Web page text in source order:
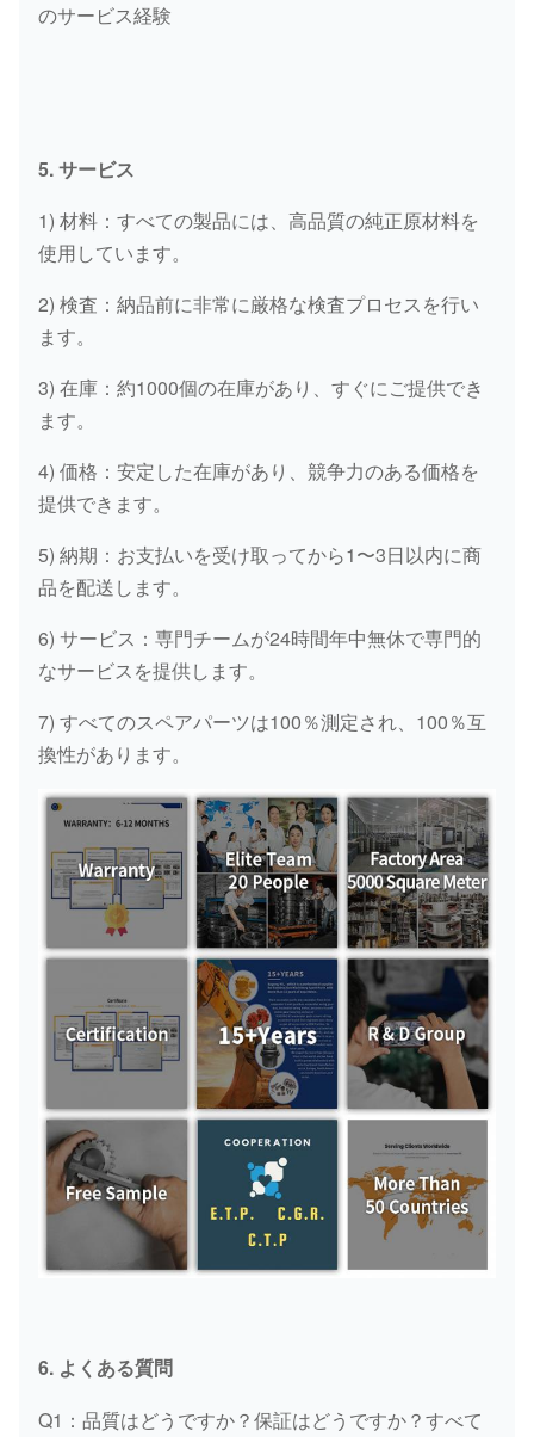
のサービス経験
5. サービス
1) 材料：すべての製品には、高品質の純正原材料を
使用しています。
2) 検査：納品前に非常に厳格な検査プロセスを行い
ます。
3) 在庫：約1000個の在庫があり、すぐにご提供でき
ます。
4) 価格：安定した在庫があり、競争力のある価格を
提供できます。
5) 納期：お支払いを受け取ってから1〜3日以内に商
品を配送します。
6) サービス：専門チームが24時間年中無休で専門的
なサービスを提供します。
7) すべてのスペアパーツは100％測定され、100％互
換性があります。
6. よくある質問
Q1：品質はどうですか？保証はどうですか？すべて